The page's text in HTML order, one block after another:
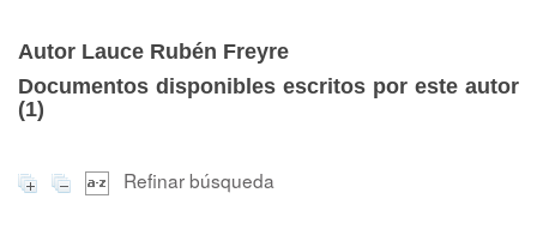
Autor Lauce Rubén Freyre
Documentos disponibles escritos por este autor
(1)
Refinar búsqueda